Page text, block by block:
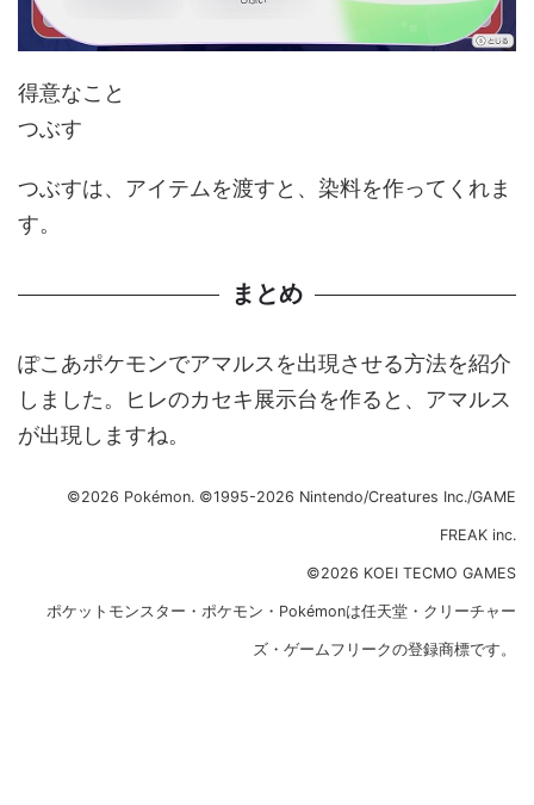
得意なこと
つぶす
つぶすは、アイテムを渡すと、染料を作ってくれま
す。
まとめ
ぽこあポケモンでアマルスを出現させる方法を紹介
しました。ヒレのカセキ展示台を作ると、アマルス
が出現しますね。
©2026 Pokémon. ©1995-2026 Nintendo/Creatures Inc./GAME
FREAK inc.
©2026 KOEI TECMO GAMES
ポケットモンスター・ポケモン・Pokémonは任天堂・クリーチャー
ズ・ゲームフリークの登録商標です。